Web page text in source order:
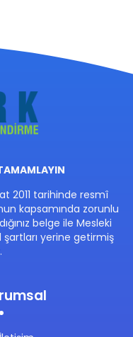
2011 tarihinde resmî
kapsamında zorunlu
belge ile Mesleki
yerine getirmiş